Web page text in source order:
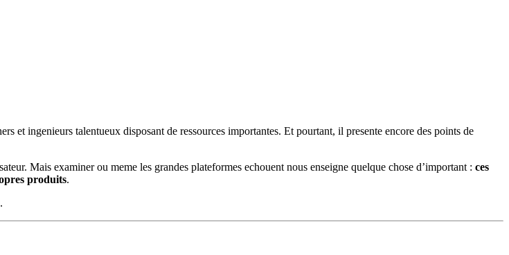
et ingenieurs talentueux disposant de ressources importantes. Et pourtant, il presente encore des points de
Mais examiner ou meme les grandes plateformes echouent nous enseigne quelque chose d’important : ces
produits.